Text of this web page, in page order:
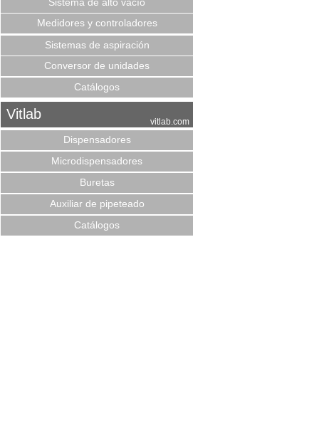
Medidores y controladores
Sistemas de aspiración
Conversor de unidades
Catálogos
Vitlab vitlab.com
Dispensadores
Microdispensadores
Buretas
Auxiliar de pipeteado
Catálogos